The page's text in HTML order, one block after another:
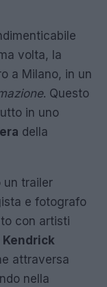
volta, la
a Milano, in un
. Questo
in uno
della
un trailer
e fotografo
con artisti
Kendrick
attraversa
nella